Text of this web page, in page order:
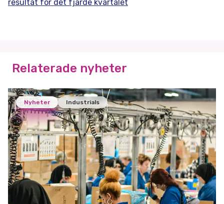
resultat för det fjärde kvartalet
Relaterade nyheter
Nyheter Industrials